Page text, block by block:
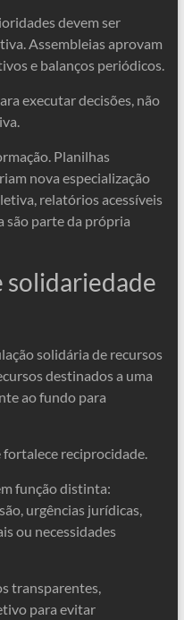
devem ser
Assembleias aprovam
e balanços periódicos.
executar decisões, não
Planilhas
nova especialização
relatórios acessíveis
são parte da própria
solidariedade
solidária de recursos
destinados a uma
ao fundo para
fortalece reciprocidade.
função distinta:
urgências jurídicas,
ou necessidades
transparentes,
para evitar